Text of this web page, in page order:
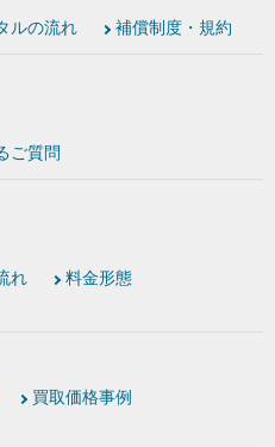
ルの流れ 補償制度・規約
ご質問
れ
料金形態
買取価格事例